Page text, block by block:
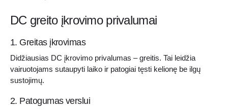
DC greito įkrovimo privalumai
1. Greitas įkrovimas
Didžiausias DC įkrovimo privalumas – greitis. Tai leidžia
vairuotojams sutaupyti laiko ir patogiai tęsti kelionę be ilgų
sustojimų.
2. Patogumas verslui